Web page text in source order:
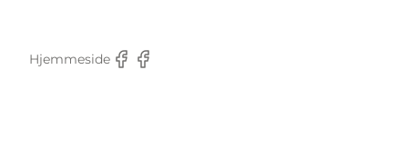
Hjemmeside
Facebook
Facebook